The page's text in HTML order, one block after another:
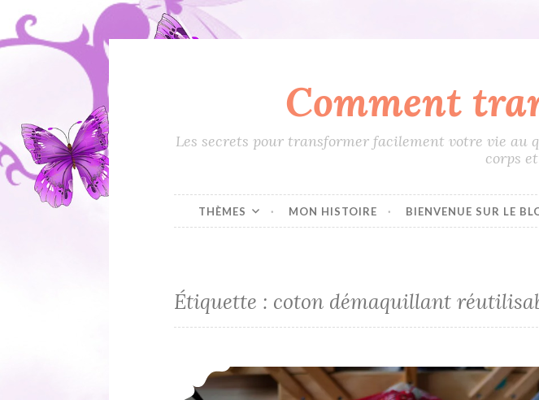
principal
Comment
Les secrets pour transformer facilement votre vie au
corps
THÈMES MON HISTOIRE BIENVENUE SUR LE
Étiquette : coton démaquillant
DIY Couture : Réalisation de jolis petits cotons démaquillants lavables